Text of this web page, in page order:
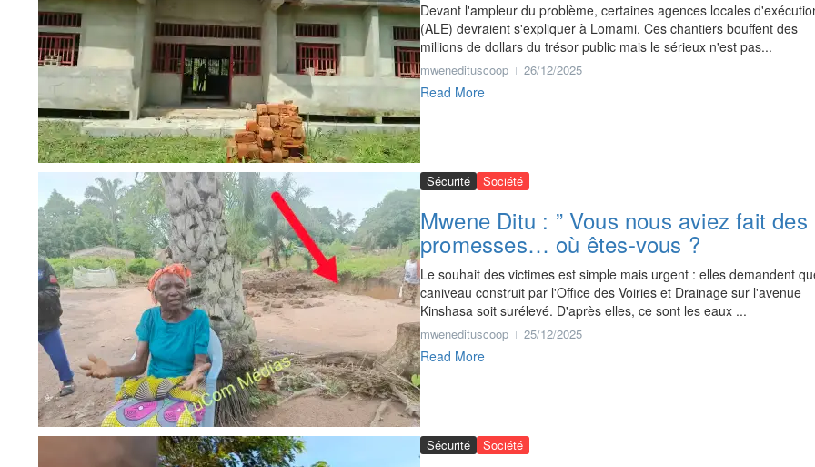
Devant l'ampleur du problème, certaines agences locales
(ALE) devraient s'expliquer à Lomami. Ces chantiers bouffent des
millions de dollars du trésor public mais le sérieux n'est pas...
mwenedituscoop 26/12/2025
Read More
Sécurité Société
Mwene Ditu : ” Vous nous aviez fait des
promesses… où êtes-vous ?
Le souhait des victimes est simple mais urgent : elles demandent
caniveau construit par l'Office des Voiries et Drainage sur l'avenue
Kinshasa soit surélevé. D'après elles, ce sont les eaux ...
mwenedituscoop 25/12/2025
Read More
Sécurité Société